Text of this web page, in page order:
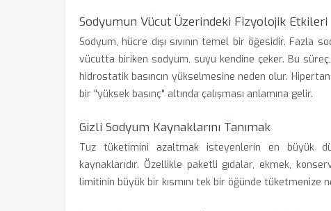
Sodyumun Vücut Üzerindeki Fizyolojik Etkileri
Sodyum, hücre dışı sıvının temel bir öğesidir. Fazla
vücutta biriken sodyum, suyu kendine çeker. Bu
hidrostatik basıncın yükselmesine neden olur.
bir "yüksek basınç" altında çalışması anlamına gelir.
Gizli Sodyum Kaynaklarını Tanımak
Tuz tüketimini azaltmak isteyenlerin en büyük
kaynaklarıdır. Özellikle paketli gıdalar, ekmek,
limitinin büyük bir kısmını tek bir öğünde tüketmenize